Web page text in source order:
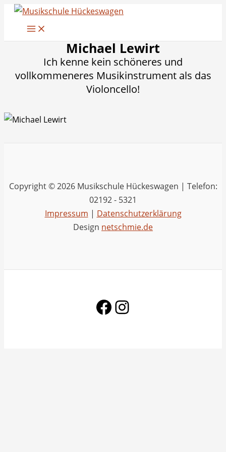
Zum
Michael Lewirt
Ich kenne kein schöneres und
vollkommeneres Musikinstrument als das
Violoncello!
Copyright © 2026 Musikschule Hückeswagen | Telefon:
02192 - 5321
Impressum | Datenschutzerklärung
Design netschmie.de
Facebook
Instagram